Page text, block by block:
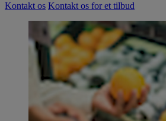
Kontakt os Kontakt os for et tilbud